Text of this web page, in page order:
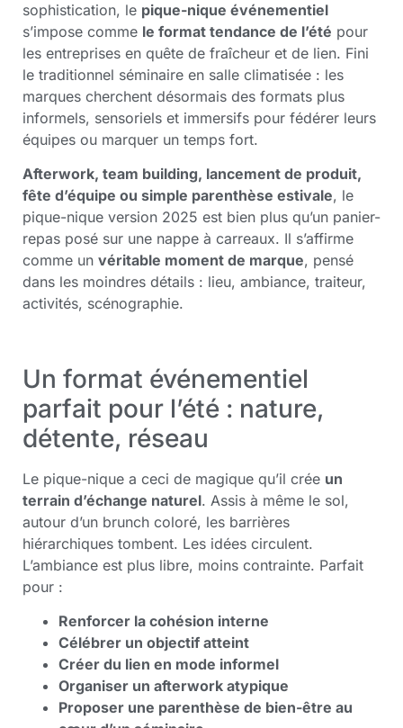
sophistication, le pique-nique événementiel
s’impose comme le format tendance de l’été pour
les entreprises en quête de fraîcheur et de lien. Fini
le traditionnel séminaire en salle climatisée : les
marques cherchent désormais des formats plus
informels, sensoriels et immersifs pour fédérer leurs
équipes ou marquer un temps fort.
Afterwork, team building, lancement de produit,
fête d’équipe ou simple parenthèse estivale, le
pique-nique version 2025 est bien plus qu’un panier-
repas posé sur une nappe à carreaux. Il s’affirme
comme un véritable moment de marque, pensé
dans les moindres détails : lieu, ambiance, traiteur,
activités, scénographie.
Un format événementiel
parfait pour l’été : nature,
détente, réseau
Le pique-nique a ceci de magique qu’il crée un
terrain d’échange naturel. Assis à même le sol,
autour d’un brunch coloré, les barrières
hiérarchiques tombent. Les idées circulent.
L’ambiance est plus libre, moins contrainte. Parfait
pour :
Renforcer la cohésion interne
Célébrer un objectif atteint
Créer du lien en mode informel
Organiser un afterwork atypique
Proposer une parenthèse de bien-être au